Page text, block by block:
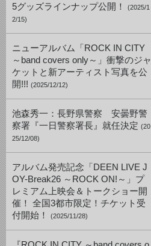
5グッズラインナップ公開！
(2025/1
2/15)
ニューアルバム「ROCK IN CITY
～band covers only～」衝撃のジャ
ケットと新アーティスト写真を公
開!!! (2025/12/12)
池森秀一：長野県警察 安曇野警
察署『一日警察署長』就任決定 (20
25/12/08)
アルバム発売記念「DEEN LIVE J
OY-Break26 ～ROCK ON!～」プ
レミアム上映会＆トークショー開
催！ 全国3都市限定！チケット受
付開始！
(2025/11/28)